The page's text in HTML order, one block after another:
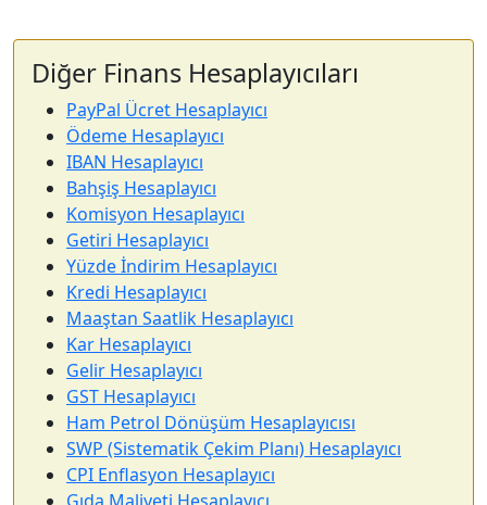
Diğer Finans Hesaplayıcıları
PayPal Ücret Hesaplayıcı
Ödeme Hesaplayıcı
IBAN Hesaplayıcı
Bahşiş Hesaplayıcı
Komisyon Hesaplayıcı
Getiri Hesaplayıcı
Yüzde İndirim Hesaplayıcı
Kredi Hesaplayıcı
Maaştan Saatlik Hesaplayıcı
Kar Hesaplayıcı
Gelir Hesaplayıcı
GST Hesaplayıcı
Ham Petrol Dönüşüm Hesaplayıcısı
SWP (Sistematik Çekim Planı) Hesaplayıcı
CPI Enflasyon Hesaplayıcı